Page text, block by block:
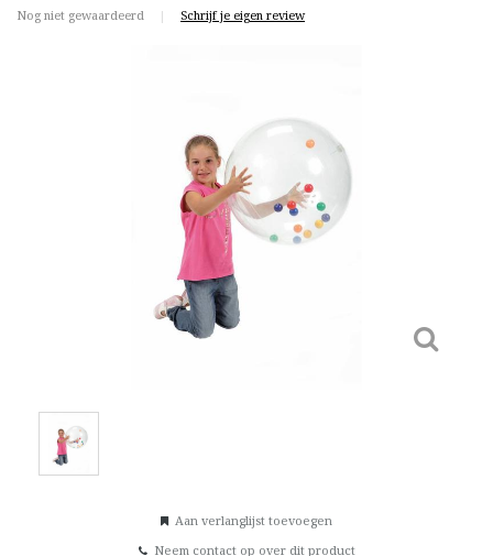
Nog niet gewaardeerd | Schrijf je eigen review
Aan verlanglijst toevoegen
Neem contact op over dit product